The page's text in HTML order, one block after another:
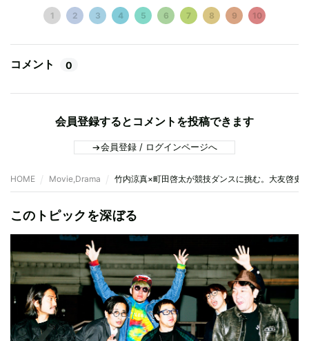
1 2 3 4 5 6 7 8 9 10
コメント 0
会員登録するとコメントを投稿できます
会員登録 / ログインページへ
HOME Movie,Drama 竹内涼真×町田啓太が競技ダンスに挑む。大友啓
このトピックを深ぼる